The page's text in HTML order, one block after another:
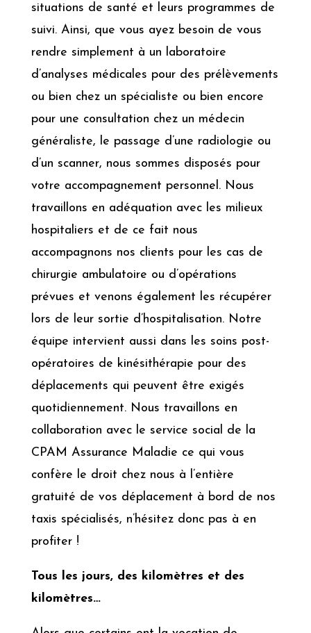
situations de santé et leurs programmes de
suivi. Ainsi, que vous ayez besoin de vous
rendre simplement à un laboratoire
d’analyses médicales pour des prélèvements
ou bien chez un spécialiste ou bien encore
pour une consultation chez un médecin
généraliste, le passage d’une radiologie ou
d’un scanner, nous sommes disposés pour
votre accompagnement personnel. Nous
travaillons en adéquation avec les milieux
hospitaliers et de ce fait nous
accompagnons nos clients pour les cas de
chirurgie ambulatoire ou d’opérations
prévues et venons également les récupérer
lors de leur sortie d’hospitalisation. Notre
équipe intervient aussi dans les soins post-
opératoires de kinésithérapie pour des
déplacements qui peuvent être exigés
quotidiennement. Nous travaillons en
collaboration avec le service social de la
CPAM Assurance Maladie ce qui vous
confère le droit chez nous à l’entière
gratuité de vos déplacement à bord de nos
taxis spécialisés, n’hésitez donc pas à en
profiter !
Tous les jours, des kilomètres et des
kilomètres…